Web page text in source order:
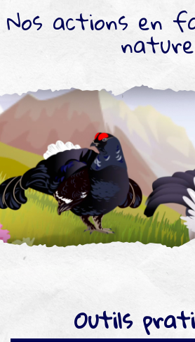
Nos actions en
nature
Outils